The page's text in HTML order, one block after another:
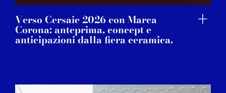
Verso Cersaie 2026 con Marca
Corona: anteprima, concept e
anticipazioni dalla fiera ceramica.